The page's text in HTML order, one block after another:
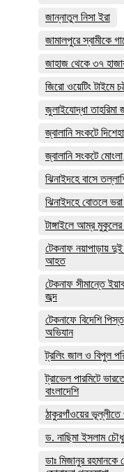
জান্নাতুল নিসা ইরা
জামালপুরে স্বামীকে
জাহাজ থেকে ৩৭
জিরো ওয়েটিং টাইমে
জুলাইযোদ্ধা তাহরিমা
জ্বালানি সংকটে
জ্বালানি সংকটে
ঝিনাইদহে বাসে
ঝিনাইদহে বোতলে
টাঙ্গাইলে আম্র মুকুলের
টেকনাফ নয়াপাড়ায়
আহত
টেকনাফ সীমান্তে
জব্দ
টেকনাফে বিদেশি
অভিযান
ট্রলিং জাল ও বিপুল
ট্রাভেল পারমিটে
বাংলাদেশি
ঠাকুরগাঁওয়ের
ড. নাছিমা ইসলাম
ডাঃ মিজানুর রহমানকে